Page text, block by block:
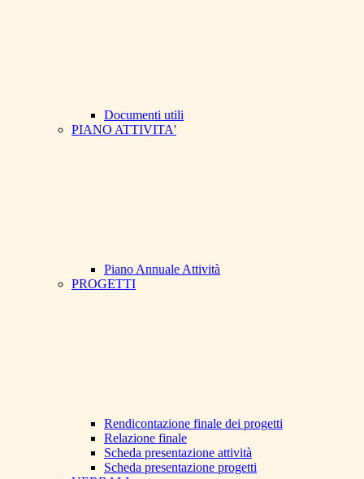
Documenti utili
PIANO ATTIVITA'
Piano Annuale Attività
PROGETTI
Rendicontazione finale dei progetti
Relazione finale
Scheda presentazione attività
Scheda presentazione progetti